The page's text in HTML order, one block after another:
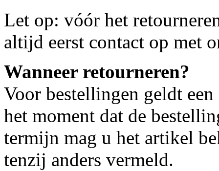
Let op: vóór het
altijd eerst contact op met
Wanneer retourneren?
Voor bestellingen geldt
het moment dat de
termijn mag u het artikel
tenzij anders vermeld.